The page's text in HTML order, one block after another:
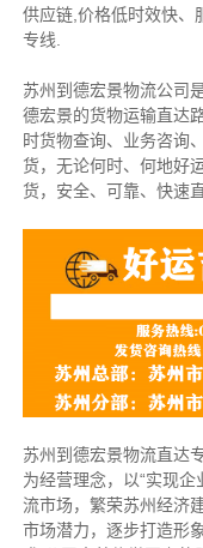
供应链,价格低时效快、
专线.
苏州到德宏景物流公司
德宏景的货物运输直达
时货物查询、业务咨询
货，无论何时、何地好
货，安全、可靠、快速
苏州到德宏景物流直达
为经营理念，以“实现
流市场，繁荣苏州经济
市场潜力，逐步打造形